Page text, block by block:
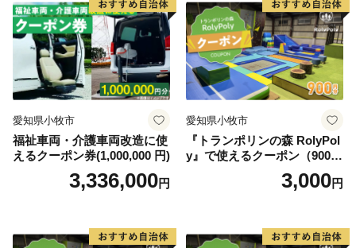
愛知県小牧市
福祉車両・介護車両改造に使
えるクーポン券(1,000,000 円)
3,336,000円
愛知県小牧市
『トランポリンの森 RolyPol
y』で使えるクーポン（900
3,000円